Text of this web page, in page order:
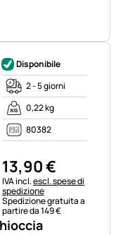
Disponibile
2 - 5 giorni
0,22 kg
80382
13,90€
Informazioni fiscali:
IVA incl.escl. spese di
spedizione
Spedizione gratuita a
partire da 149 €